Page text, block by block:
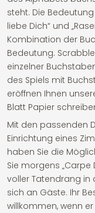
steht. Die
liebe Dich“ und
Kombination der
Bedeutung.
einzelner
des Spiels mit
eröffnen Ihnen
Blatt Papier
Mit den passenden
Einrichtung eines
haben Sie die
Sie morgens „Carpe
voller Tatendrang in
sich an Gäste. Ihr
willkommen, wenn